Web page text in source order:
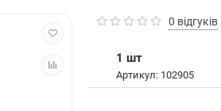
0 відгуків
1 шт
Артикул: 102905